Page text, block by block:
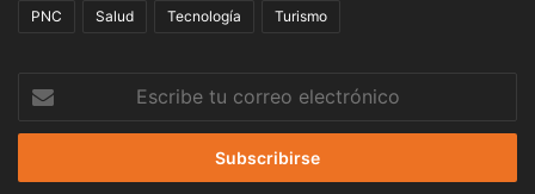
PNC Salud Tecnología Turismo
correo